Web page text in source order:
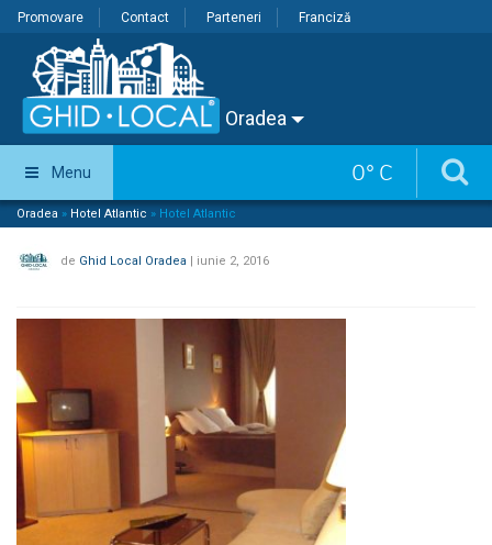
Promovare Contact Parteneri Franciză
Oradea
0° C
Menu
Oradea » Hotel Atlantic » Hotel Atlantic
de Ghid Local Oradea | iunie 2, 2016